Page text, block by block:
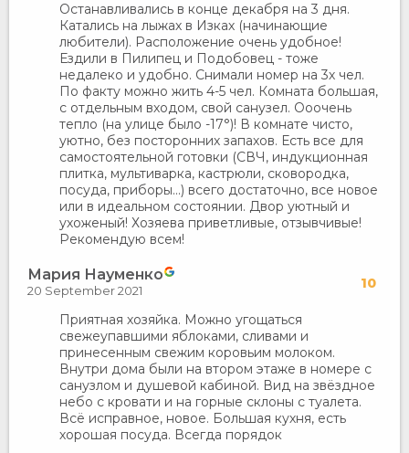
Останавливались в конце декабря на 3 дня.
Катались на лыжах в Изках (начинающие
любители). Расположение очень удобное!
Ездили в Пилипец и Подобовец - тоже
недалеко и удобно. Снимали номер на 3х чел.
По факту можно жить 4-5 чел. Комната большая,
с отдельным входом, свой санузел. Ооочень
тепло (на улице было -17°)! В комнате чисто,
уютно, без посторонних запахов. Есть все для
самостоятельной готовки (СВЧ, индукционная
плитка, мультиварка, кастрюли, сковородка,
посуда, приборы...) всего достаточно, все новое
или в идеальном состоянии. Двор уютный и
ухоженый! Хозяева приветливые, отзывчивые!
Рекомендую всем!
Мария Науменко 10
20 September 2021
Приятная хозяйка. Можно угощаться
свежеупавшими яблоками, сливами и
принесенным свежим коровьим молоком.
Внутри дома были на втором этаже в номере с
санузлом и душевой кабиной. Вид на звёздное
небо с кровати и на горные склоны с туалета.
Всё исправное, новое. Большая кухня, есть
хорошая посуда. Всегда порядок